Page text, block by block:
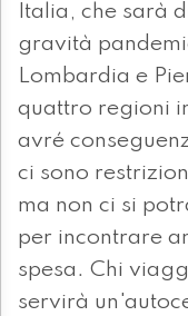
Italia, che sarà
gravità
Lombardia e
quattro regioni
avré
ci sono
ma non ci si
per incontrare
spesa. Chi
servirà